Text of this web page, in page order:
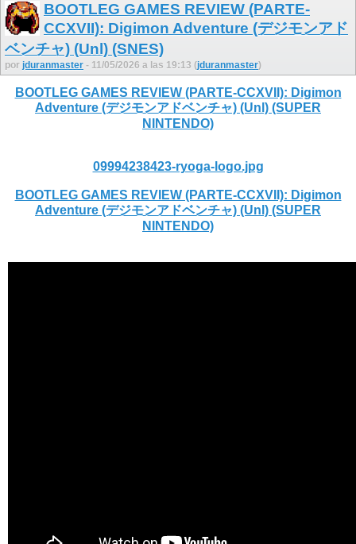
BOOTLEG GAMES REVIEW (PARTE-
CCXVII): Digimon Adventure (デジモンアド
ベンチャ) (Unl) (SNES)
por jduranmaster - 11/05/2026 a las 19:13 (jduranmaster)
BOOTLEG GAMES REVIEW (PARTE-CCXVII): Digimon
Adventure (デジモンアドベンチャ) (Unl) (SUPER
NINTENDO)
09994238423-ryoga-logo.jpg
BOOTLEG GAMES REVIEW (PARTE-CCXVII): Digimon
Adventure (デジモンアドベンチャ) (Unl) (SUPER
NINTENDO)